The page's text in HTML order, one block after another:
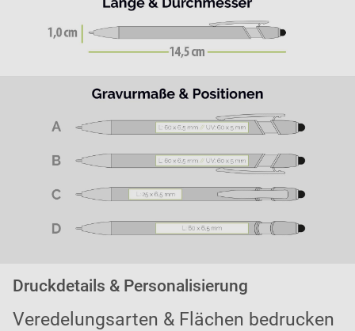
Druckdetails & Personalisierung
Veredelungsarten & Flächen bedrucken